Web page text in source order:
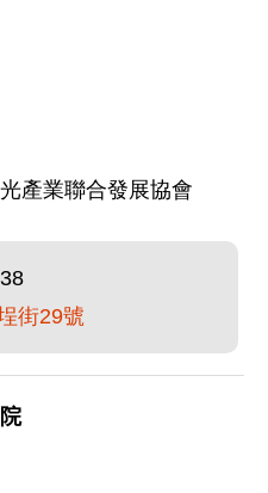
產業聯合發展協會
街29號